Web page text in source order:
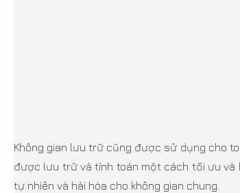
Không gian lưu trữ cũng được sử dụng cho
được lưu trữ và tính toán một cách tối ưu
tự nhiên và hài hòa cho không gian chung.